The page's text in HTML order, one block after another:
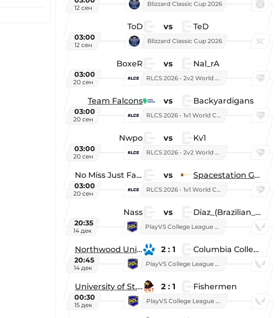
12 сен
Blizzard Classic Cup 2026
ToD vs TeD
03:00
12 сен
Blizzard Classic Cup 2026
BoxeR vs Nal_rA
03:00
20 сен
RLCS 2026 - 2v2 World Championship
Team Falcons vs Backyardigans
03:00
20 сен
RLCS 2026 - 1v1 World Championship
Nwpo vs Kv1
03:00
20 сен
RLCS 2026 - 2v2 World Championship
No Miss Just Fake vs Spacestation Gaming
03:00
20 сен
RLCS 2026 - 1v1 World Championship
Nass vs Diaz_(Brazilian_Player)
20:35
14 дек
PlayVS College League 2025: Fall
Northwood University 2 : 1 Columbia College
20:45
14 дек
PlayVS College League 2025: Fall
University of St. Thomas 2 : 1 Fishermen
00:30
15 дек
PlayVS College League 2025: Fall